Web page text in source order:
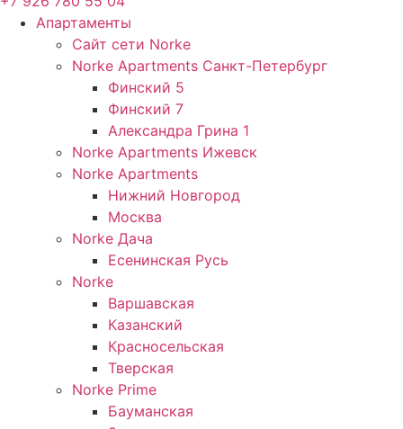
Апартаменты
Сайт сети Norke
Norke Apartments Санкт-Петербург
Финский 5
Финский 7
Александра Грина 1
Norke Apartments Ижевск
Norke Apartments
Нижний Новгород
Москва
Norke Дача
Есенинская Русь
Norke
Варшавская
Казанский
Красносельская
Тверская
Norke Prime
Бауманская